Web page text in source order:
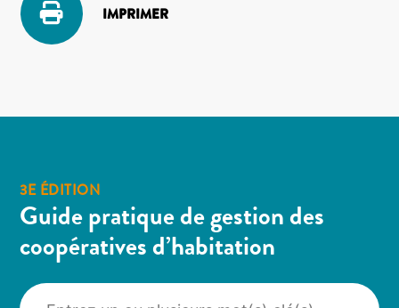
IMPRIMER
3E ÉDITION
Guide pratique de gestion des
coopératives d’habitation